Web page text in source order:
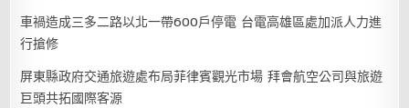
車禍造成三多二路以北一帶600戶停電 台電高雄區處加派人力進
行搶修
屏東縣政府交通旅遊處布局菲律賓觀光市場 拜會航空公司與旅遊
巨頭共拓國際客源